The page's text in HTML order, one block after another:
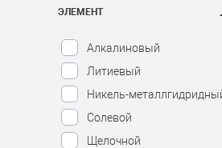
CR2032
CR2450
А23
А27
ЭЛЕМЕНТ
Алкалиновый
Литиевый
Никель-
Солевой
Щелочной